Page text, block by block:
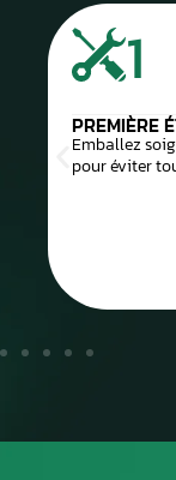
2
DEUXIÈME
Imprimez et
l’intérieur du